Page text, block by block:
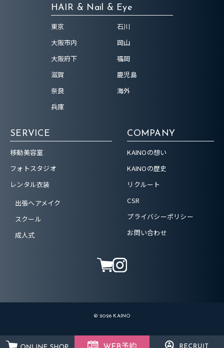
HAIR & Nail & Eye
東京
大阪市内
大阪府下
滋賀
奈良
兵庫
石川
岡山
福岡
鹿児島
海外
SERVICE
移動美容室
フォトスタジオ
レンタル衣装
出張ヘアメイク
スクール
成人式
COMPANY
KAINOの想い
KAINOの歴史
リクルート
CSR
プライバシーポリシー
お問い合わせ
© 2026 KAINO